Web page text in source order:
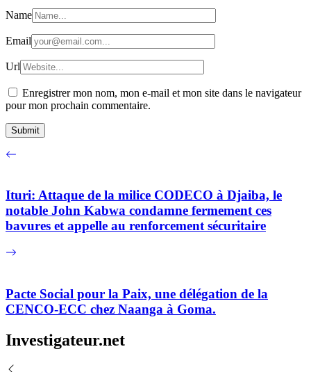
Name
Email
Url
Enregistrer mon nom, mon e-mail et mon site dans le navigateur
pour mon prochain commentaire.
Ituri: Attaque de la milice CODECO à Djaiba, le
notable John Kabwa condamne fermement ces
bavures et appelle au renforcement sécuritaire
Pacte Social pour la Paix, une délégation de la
CENCO-ECC chez Naanga à Goma.
Investigateur.net